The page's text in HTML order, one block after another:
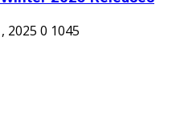
2025 0 1045